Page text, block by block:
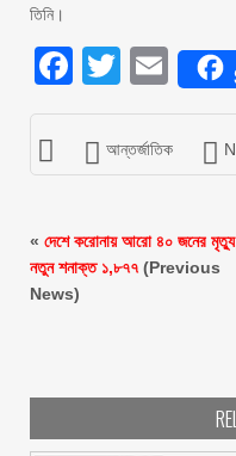
তিনি।
Twitter
আন্তর্জাতিক
« দেশে করোনায় আরো ৪০ জনের
নতুন শনাক্ত ১,৮৭৭ (Previous
News)